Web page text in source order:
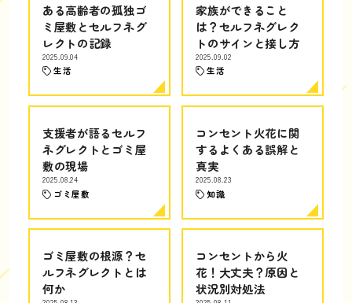
ある高齢者の孤独ゴ
ミ屋敷とセルフネグ
レクトの記録
2025.09.04
生活
家族ができること
は？セルフネグレク
トのサインと接し方
2025.09.02
生活
支援者が語るセルフ
ネグレクトとゴミ屋
敷の現場
2025.08.24
ゴミ屋敷
コンセント火花に関
するよくある誤解と
真実
2025.08.23
知識
ゴミ屋敷の根源？セ
ルフネグレクトとは
何か
コンセントから火
花！大丈夫？原因と
状況別対処法